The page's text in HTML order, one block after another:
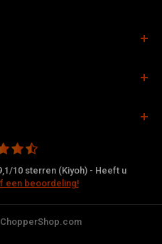
10 sterren (Kiyoh) - Heeft u
een beoordeling!